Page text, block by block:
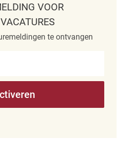
VOOR
te ontvangen